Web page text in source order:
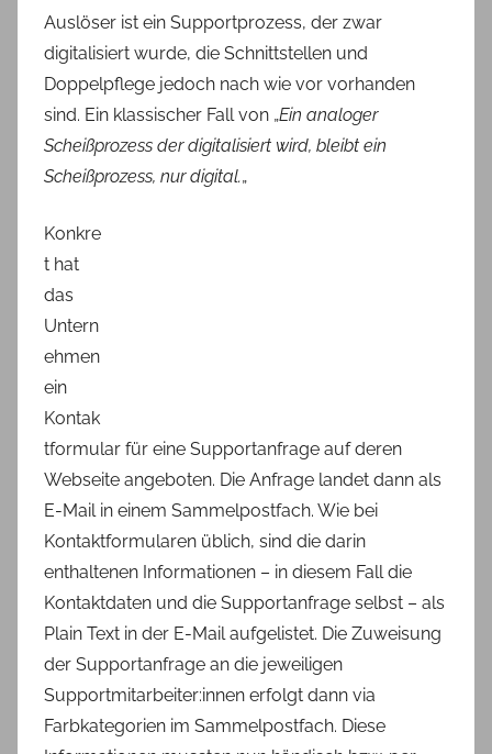
Auslöser ist ein Supportprozess, der zwar
digitalisiert wurde, die Schnittstellen und
Doppelpflege jedoch nach wie vor vorhanden
sind. Ein klassischer Fall von „Ein analoger
Scheißprozess der digitalisiert wird, bleibt ein
Scheißprozess, nur digital.„
Konkre
t hat
das
Untern
ehmen
ein
Kontak
tformular für eine Supportanfrage auf deren
Webseite angeboten. Die Anfrage landet dann als
E-Mail in einem Sammelpostfach. Wie bei
Kontaktformularen üblich, sind die darin
enthaltenen Informationen – in diesem Fall die
Kontaktdaten und die Supportanfrage selbst – als
Plain Text in der E-Mail aufgelistet. Die Zuweisung
der Supportanfrage an die jeweiligen
Supportmitarbeiter:innen erfolgt dann via
Farbkategorien im Sammelpostfach. Diese